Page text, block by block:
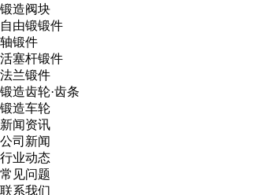
锻造阀块
自由锻锻件
轴锻件
活塞杆锻件
法兰锻件
锻造齿轮·齿条
锻造车轮
新闻资讯
公司新闻
行业动态
常见问题
联系我们